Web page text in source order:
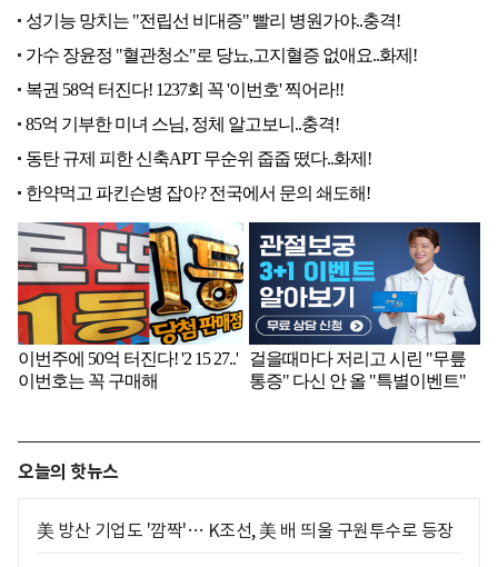
오늘의 핫뉴스
美 방산 기업도 '깜짝'… K조선, 美 배 띄울 구원투수로 등장